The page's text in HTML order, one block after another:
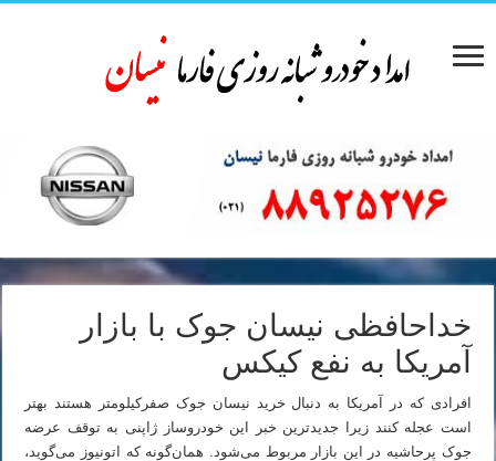
خداحافظی نیسان جوک با بازار
آمریکا به نفع کیکس
افرادی که در آمریکا به دنبال خرید نیسان جوک صفرکیلومتر هستند بهتر
است عجله کنند زیرا جدیدترین خبر این خودروساز ژاپنی به توقف عرضه
جوک پرحاشیه در این بازار مربوط می‌شود. همان‌گونه که اتونیوز می‌گوید،